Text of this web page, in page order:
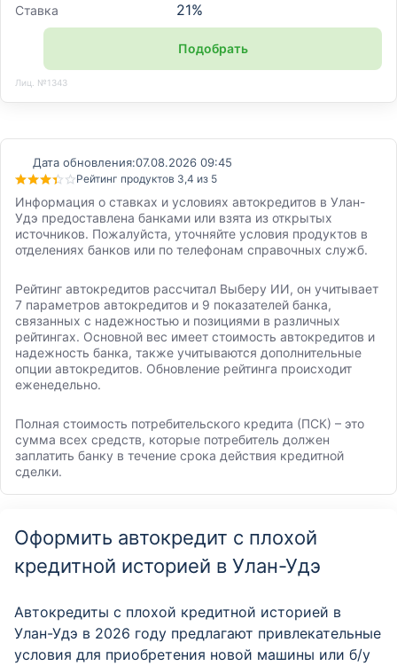
Ставка 21%
Подобрать
Лиц. №1343
Дата обновления:07.08.2026 09:45
Рейтинг продуктов 3,4 из 5
Информация о ставках и условиях автокредитов в Улан-
Удэ предоставлена банками или взята из открытых
источников. Пожалуйста, уточняйте условия продуктов в
отделениях банков или по телефонам справочных служб.
Рейтинг автокредитов рассчитал Выберу ИИ, он учитывает
7 параметров автокредитов и 9 показателей банка,
связанных с надежностью и позициями в различных
рейтингах. Основной вес имеет стоимость автокредитов и
надежность банка, также учитываются дополнительные
опции автокредитов. Обновление рейтинга происходит
еженедельно.
Полная стоимость потребительского кредита (ПСК) – это
сумма всех средств, которые потребитель должен
заплатить банку в течение срока действия кредитной
сделки.
Оформить автокредит с плохой
кредитной историей в Улан-Удэ
Автокредиты с плохой кредитной историей в
Улан-Удэ в 2026 году предлагают привлекательные
условия для приобретения новой машины или б/у